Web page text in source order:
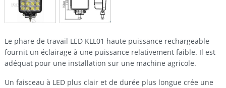
Le phare de travail LED KLL01 haute puissance rechargeable
fournit un éclairage à une puissance relativement faible. Il est
adéquat pour une installation sur une machine agricole.
Un faisceau à LED plus clair et de durée plus longue crée une